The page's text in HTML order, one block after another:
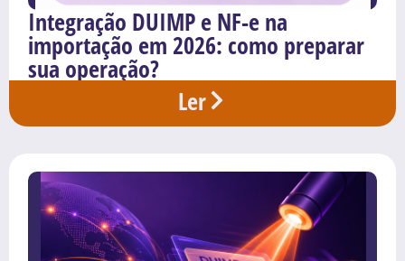
Integração DUIMP e NF-e na
importação em 2026: como preparar
sua operação?
Ler